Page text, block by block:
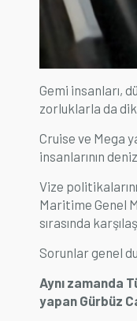
Gemi insanları,
zorluklarla da
Cruise ve Mega
insanlarının
Vize
Maritime Genel
sırasında
Sorunlar genel
Aynı zamanda
yapan Gürbüz